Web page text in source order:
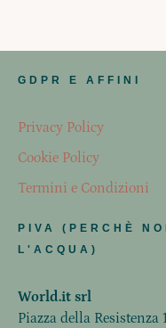
GDPR E AFFINI
Privacy Policy
Cookie Policy
Termini e Condizioni
PIVA (PERCHÈ
L'ACQUA)
World.it srl
Piazza della Resistenza